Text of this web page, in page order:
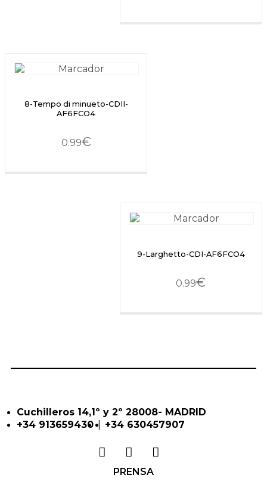
8-Tempo di minueto-CDII-
AF6FCO4
0.99€
9-Larghetto-CDI-AF6FCO4
0.99€
Cuchilleros 14,1º y 2º 28008- MADRID
+34 913659430 | +34 630457907
PRENSA